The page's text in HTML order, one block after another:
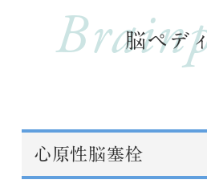
脳ペデ
心原性脳塞栓